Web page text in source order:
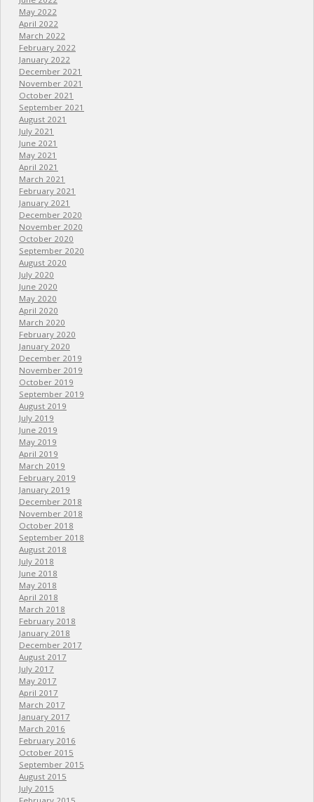
May 2022
April 2022
March 2022
February 2022
January 2022
December 2021
November 2021
October 2021
September 2021
August 2021
July 2021
June 2021
May 2021
April 2021
March 2021
February 2021
January 2021
December 2020
November 2020
October 2020
September 2020
August 2020
July 2020
June 2020
May 2020
April 2020
March 2020
February 2020
January 2020
December 2019
November 2019
October 2019
September 2019
August 2019
July 2019
June 2019
May 2019
April 2019
March 2019
February 2019
January 2019
December 2018
November 2018
October 2018
September 2018
August 2018
July 2018
June 2018
May 2018
April 2018
March 2018
February 2018
January 2018
December 2017
August 2017
July 2017
May 2017
April 2017
March 2017
January 2017
March 2016
February 2016
October 2015
September 2015
August 2015
July 2015